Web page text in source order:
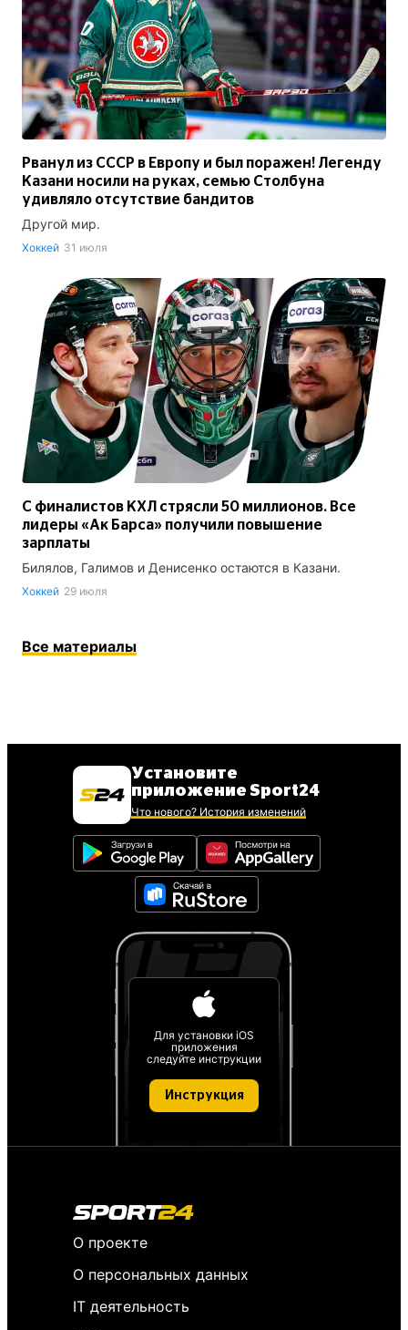
Рванул из СССР в Европу и был поражен! Легенду
Казани носили на руках, семью Столбуна
удивляло отсутствие бандитов
Другой мир.
Хоккей 31 июля
С финалистов КХЛ стрясли 50 миллионов. Все
лидеры «Ак Барса» получили повышение
зарплаты
Билялов, Галимов и Денисенко остаются в Казани.
Хоккей 29 июля
Все материалы
Установите
приложение Sport24
Что нового? История изменений
Для установки iOS
приложения
следуйте инструкции
Инструкция
О проекте
О персональных данных
IT деятельность